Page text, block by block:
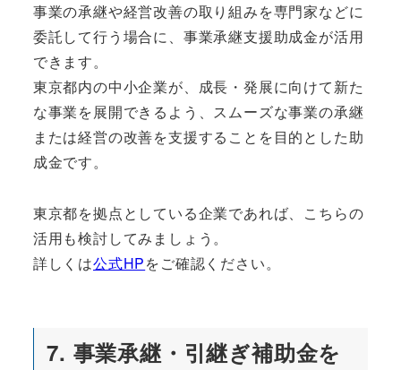
事業の承継や経営改善の取り組みを専門家などに
委託して行う場合に、事業承継支援助成金が活用
できます。
東京都内の中小企業が、成長・発展に向けて新た
な事業を展開できるよう、スムーズな事業の承継
または経営の改善を支援することを目的とした助
成金です。
東京都を拠点としている企業であれば、こちらの
活用も検討してみましょう。
詳しくは公式HPをご確認ください。
7. 事業承継・引継ぎ補助金を